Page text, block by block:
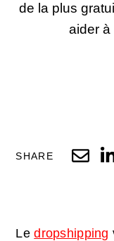
de la plus
aider à
SHARE
Ledropshipping